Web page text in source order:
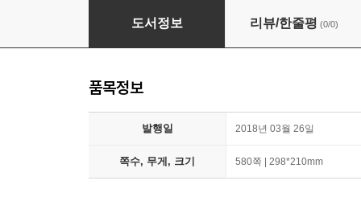
도서정보 리뷰/한줄평 (0/0)
품목정보
발행일 2018년 03월 26일
쪽수, 무게, 크기 580쪽 | 298*210mm